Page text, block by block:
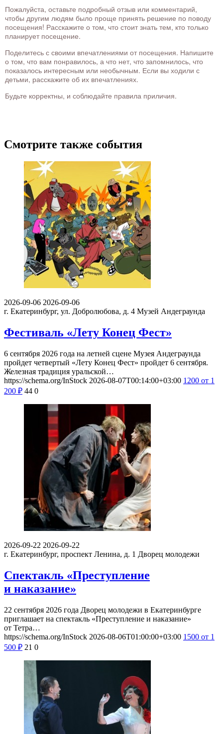
Пожалуйста, оставьте подробный отзыв или комментарий,
чтобы другим людям было проще принять решение по поводу
посещения! Расскажите о том, что стоит знать тем, кто только
планирует посещение.
Поделитесь с своими впечатлениями от посещения. Напишите
о том, что вам понравилось, а что нет, что запомнилось, что
показалось интересным или необычным. Если вы ходили с
детьми, расскажите об их впечатлениях.
Будьте корректны, и соблюдайте правила приличия.
Смотрите также события
2026-09-06 2026-09-06
г. Екатеринбург, ул. Добролюбова, д. 4 Музей Андеграунда
Фестиваль «Лету Конец Фест»
6 сентября 2026 года на летней сцене Музея Андеграунда
пройдет четвертый «Лету Конец Фест» пройдет 6 сентября.
Железная традиция уральской…
https://schema.org/InStock 2026-08-07T00:14:00+03:00 1200 от 1
200 ₽ 44 0
2026-09-22 2026-09-22
г. Екатеринбург, проспект Ленина, д. 1 Дворец молодежи
Спектакль «Преступление
и наказание»
22 сентября 2026 года Дворец молодежи в Екатеринбурге
приглашает на спектакль «Преступление и наказание»
от Тетра…
https://schema.org/InStock 2026-08-06T01:00:00+03:00 1500 от 1
500 ₽ 21 0